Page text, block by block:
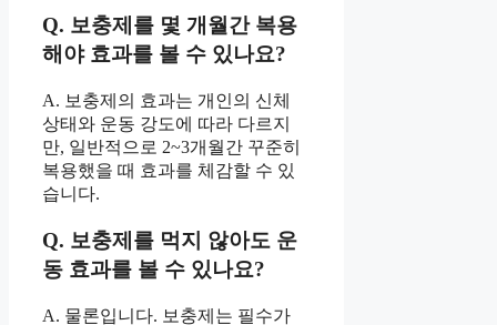
Q. 보충제를 몇 개월간 복용
해야 효과를 볼 수 있나요?
A. 보충제의 효과는 개인의 신체
상태와 운동 강도에 따라 다르지
만, 일반적으로 2~3개월간 꾸준히
복용했을 때 효과를 체감할 수 있
습니다.
Q. 보충제를 먹지 않아도 운
동 효과를 볼 수 있나요?
A. 물론입니다. 보충제는 필수가